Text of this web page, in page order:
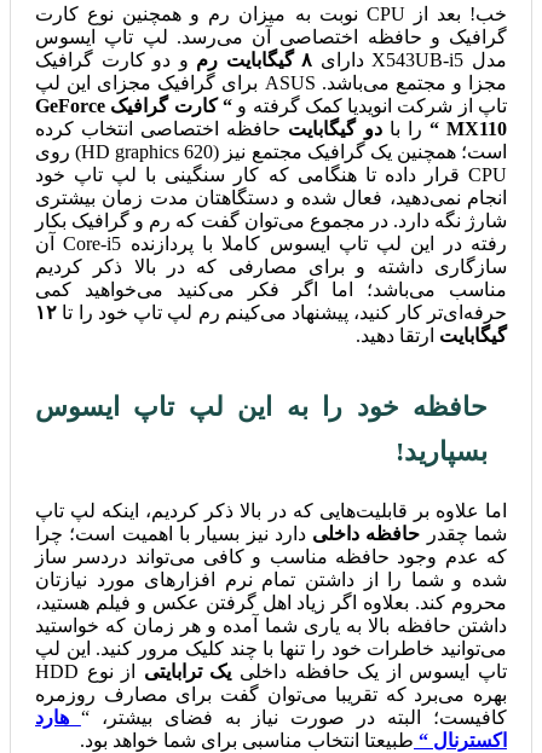
خب! بعد از CPU نوبت به میزان رم و همچنین نوع کارت
گرافیک و حافظه اختصاصی آن می‌رسد. لپ تاپ ایسوس
مدل X543UB-i5 دارای
۸ گیگابایت رم
و دو کارت گرافیک
مجزا و مجتمع می‌باشد. ASUS برای گرافیک مجزای این لپ
تاپ از شرکت انویدیا کمک گرفته و
“ کارت گرافیک GeForce
MX110 “
را بادو گیگابایت حافظه اختصاصی انتخاب کرده
است؛ همچنین یک گرافیک مجتمع نیز (HD graphics 620) روی
CPU قرار داده تا هنگامی که کار سنگینی با لپ تاپ خود
انجام نمی‌دهید، فعال شده و دستگاهتان مدت زمان بیشتری
شارژ نگه دارد. در مجموع می‌توان گفت که رم و گرافیک بکار
رفته در این لپ تاپ ایسوس کاملا با پردازنده Core-i5 آن
سازگاری داشته و برای مصارفی که در بالا ذکر کردیم
مناسب می‌باشد؛ اما اگر فکر می‌کنید می‌خواهید کمی
حرفه‌ای‌تر کار کنید، پیشنهاد می‌کینم رم لپ تاپ خود را تا ۱۲
گیگابایت ارتقا دهید.
حافظه خود را به این لپ تاپ ایسوس
بسپارید!
اما علاوه بر قابلیت‌هایی که در بالا ذکر کردیم، اینکه لپ تاپ
شما چقدر حافظه داخلی دارد نیز بسیار با اهمیت است؛ چرا
که عدم وجود حافظه مناسب و کافی می‌تواند دردسر ساز
شده و شما را از داشتن تمام نرم افزارهای مورد نیازتان
محروم کند. بعلاوه اگر زیاد اهل گرفتن عکس و فیلم هستید،
داشتن حافظه بالا به یاری شما آمده و هر زمان که خواستید
می‌توانید خاطرات خود را تنها با چند کلیک مرور کنید. این لپ
تاپ ایسوس از یک حافظه داخلی یک ترابایتی
از نوع HDD
بهره می‌برد که تقریبا می‌توان گفت برای مصارف روزمره
کافیست؛ البته در صورت نیاز به فضای بیشتر، “ هارد
اکسترنال “ طبیعتا انتخاب مناسبی برای شما خواهد بود.